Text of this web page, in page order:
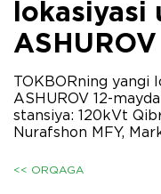
lokasiyasi
ASHUROV
TOKBORning yangi
ASHUROV 12-
stansiya: 120kVt
Nurafshon MFY,
<< ORQAGA